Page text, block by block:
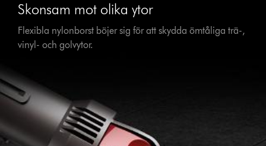
Skonsam mot olika ytor
Flexibla nylonborst böjer sig för att skydda ömtåliga trä-,
vinyl- och golvytor.